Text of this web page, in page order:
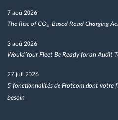
7 aoû 2026
The Rise of CO₂-Based Road Charging
3 aoû 2026
Would Your Fleet Be Ready for an Audit
27 juil 2026
5 fonctionnalités de Frotcom dont votre
besoin